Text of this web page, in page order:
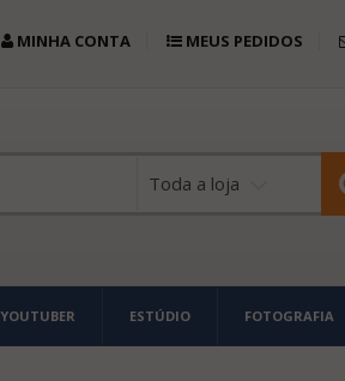
MINHA CONTA MEUS PEDIDOS
Toda a loja
ESTÚDIO FOTOGRAFIA